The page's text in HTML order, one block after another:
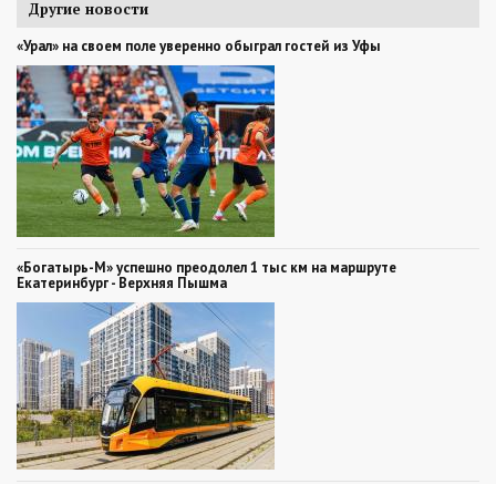
Другие новости
«Урал» на своем поле уверенно обыграл гостей из Уфы
«Богатырь-М» успешно преодолел 1 тыс км на маршруте
Екатеринбург - Верхняя Пышма